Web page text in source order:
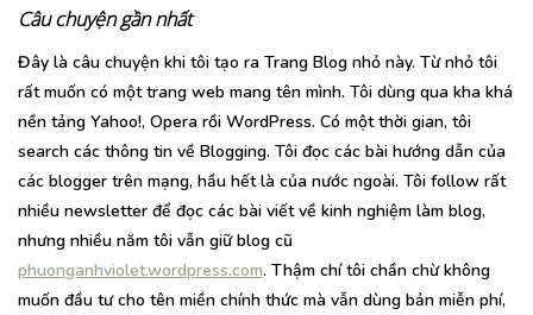
Câu chuyện gần nhất
Đây là câu chuyện khi tôi tạo ra Trang Blog nhỏ này. Từ nhỏ tôi
rất muốn có một trang web mang tên mình. Tôi dùng qua kha khá
nền tảng Yahoo!, Opera rồi WordPress. Có một thời gian, tôi
search các thông tin về Blogging. Tôi đọc các bài hướng dẫn của
các blogger trên mạng, hầu hết là của nước ngoài. Tôi follow rất
nhiều newsletter để đọc các bài viết về kinh nghiệm làm blog,
nhưng nhiều năm tôi vẫn giữ blog cũ
phuonganhviolet.wordpress.com. Thậm chí tôi chần chừ không
muốn đầu tư cho tên miền chính thức mà vẫn dùng bản miễn phí,